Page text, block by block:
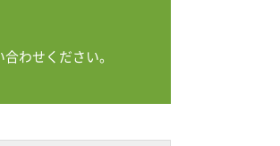
わせください。